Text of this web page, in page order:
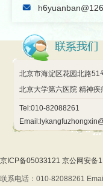
北京市海淀区花园北路51
北京大学第六医院 精神疾
Tel:010-82088261
京ICP备05033121 京公网安备
联系电话：010-82088261